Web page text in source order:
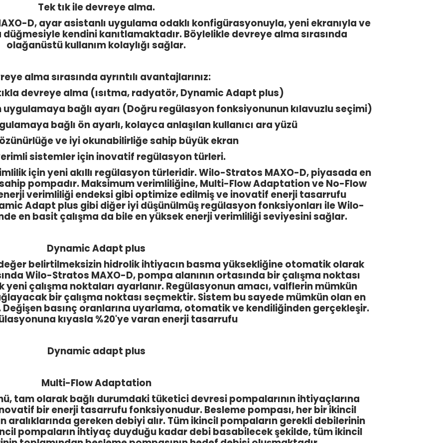
Tek tık ile devreye alma.
D, ayar asistanlı uygulama odaklı konfigürasyonuyla, yeni ekranıyla ve
kendini kanıtlamaktadır. Böylelikle devreye alma sırasında
olağanüstü kullanım kolaylığı sağlar.
alma sırasında ayrıntılı avantajlarınız:
devreye alma (ısıtma, radyatör, Dynamic Adapt plus)
bağlı ayarı (Doğru regülasyon fonksiyonunun kılavuzlu seçimi)
bağlı ön ayarlı, kolayca anlaşılan kullanıcı ara yüzü
ve iyi okunabilirliğe sahip büyük ekran
sistemler için inovatif regülasyon türleri.
için yeni akıllı regülasyon türleridir. Wilo-Stratos MAXO-D, piyasada en
pompadır. Maksimum verimliliğine, Multi-Flow Adaptation ve No-Flow
enerji verimliliği endeksi gibi optimize edilmiş ve inovatif enerji tasarrufu
Adapt plus gibi diğer iyi düşünülmüş regülasyon fonksiyonları ile Wilo-
en basit çalışma da bile en yüksek enerji verimliliği seviyesini sağlar.
Dynamic Adapt plus
belirtilmeksizin hidrolik ihtiyacın basma yüksekliğine otomatik olarak
Wilo-Stratos MAXO-D, pompa alanının ortasında bir çalışma noktası
yeni çalışma noktaları ayarlanır. Regülasyonun amacı, valflerin mümkün
bir çalışma noktası seçmektir. Sistem bu sayede mümkün olan en
Değişen basınç oranlarına uyarlama, otomatik ve kendiliğinden gerçekleşir.
kıyasla %20'ye varan enerji tasarrufu
Dynamic adapt plus
Multi-Flow Adaptation
tam olarak bağlı durumdaki tüketici devresi pompalarının ihtiyaçlarına
bir enerji tasarrufu fonksiyonudur. Besleme pompası, her bir ikincil
aralıklarında gereken debiyi alır. Tüm ikincil pompaların gerekli debilerinin
pompaların ihtiyaç duyduğu kadar debi basabilecek şekilde, tüm ikincil